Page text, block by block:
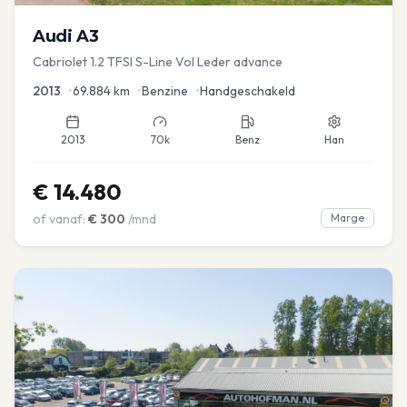
Audi A3
Cabriolet 1.2 TFSI S-Line Vol Leder advance
2013 •69.884km •Benzine •Handgeschakeld
2013 70k Benz Han
€ 14.480
of vanaf: € 300 /mnd Marge